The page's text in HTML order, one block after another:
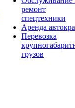
ремонт
спецтехники
Аренда
Перевозка
грузов